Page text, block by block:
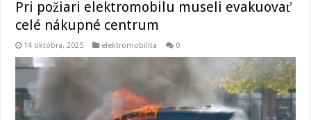
Pri požiari elektromobilu museli evakuovať
celé nákupné centrum
14 októbra, 2025 elektromobilita 0